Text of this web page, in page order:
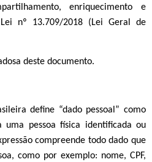
enriquecimento e
nº 13.709/2018 (Lei Geral de
deste documento.
define “dado pessoal” como
pessoa física identificada ou
compreende todo dado que
como por exemplo: nome, CPF,